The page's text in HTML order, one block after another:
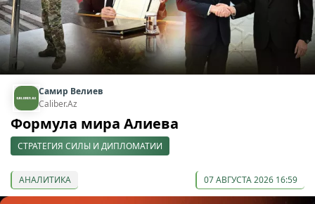
Самир Велиев
Caliber.Az
Формула мира Алиева
СТРАТЕГИЯ СИЛЫ И ДИПЛОМАТИИ
АНАЛИТИКА 07 АВГУСТА 2026 16:59